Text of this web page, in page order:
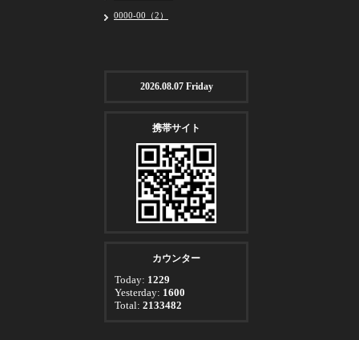
0000-00（2）
2026.08.07 Friday
携帯サイト
カウンター
Today: 1229
Yesterday: 1600
Total: 2133482